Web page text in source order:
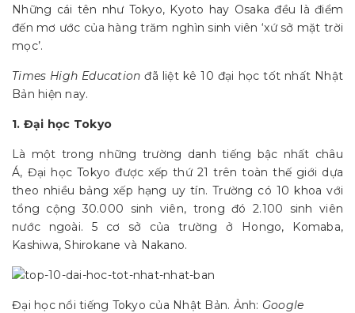
Những cái tên như Tokyo, Kyoto hay Osaka đều là điểm
đến mơ ước của hàng trăm nghìn sinh viên ‘xứ sở mặt trời
mọc’.
Times High Education đã liệt kê 10 đại học tốt nhất Nhật
Bản hiện nay.
1. Đại học Tokyo
Là một trong những trường danh tiếng bậc nhất châu
Á, Đại học Tokyo được xếp thứ 21 trên toàn thế giới dựa
theo nhiều bảng xếp hạng uy tín. Trường có 10 khoa với
tổng cộng 30.000 sinh viên, trong đó 2.100 sinh viên
nước ngoài. 5 cơ sở của trường ở Hongo, Komaba,
Kashiwa, Shirokane và Nakano.
Đại học nổi tiếng Tokyo của Nhật Bản. Ảnh: Google